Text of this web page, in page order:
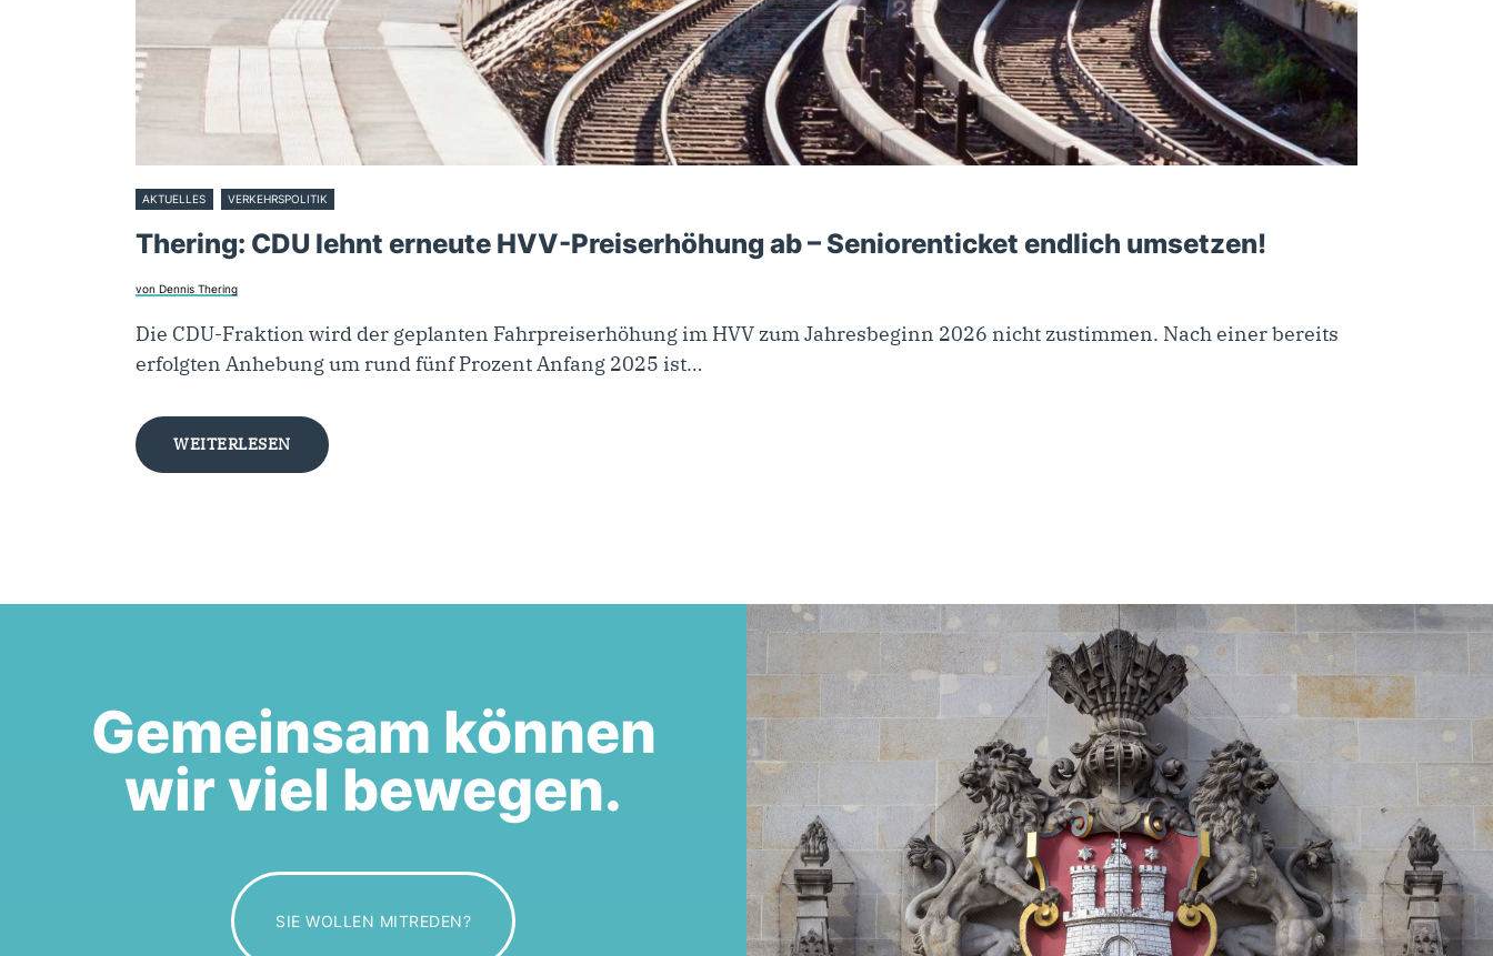
AKTUELLES VERKEHRSPOLITIK
Thering: CDU lehnt erneute HVV-Preiserhöhung ab – Seniorenticket endlich umsetzen!
von Dennis Thering
Die CDU-Fraktion wird der geplanten Fahrpreiserhöhung im HVV zum Jahresbeginn 2026 nicht zustimmen. Nach einer bereits
erfolgten Anhebung um rund fünf Prozent Anfang 2025 ist…
WEITERLESEN
Gemeinsam können
wir viel bewegen.
SIE WOLLEN MITREDEN?